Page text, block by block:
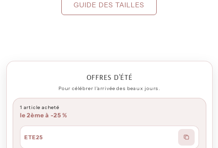
GUIDE DES TAILLES
OFFRES D'ÉTÉ
Pour célébrer l'arrivée des beaux jours.
1 article acheté
le 2ème à -25 %
ETE25